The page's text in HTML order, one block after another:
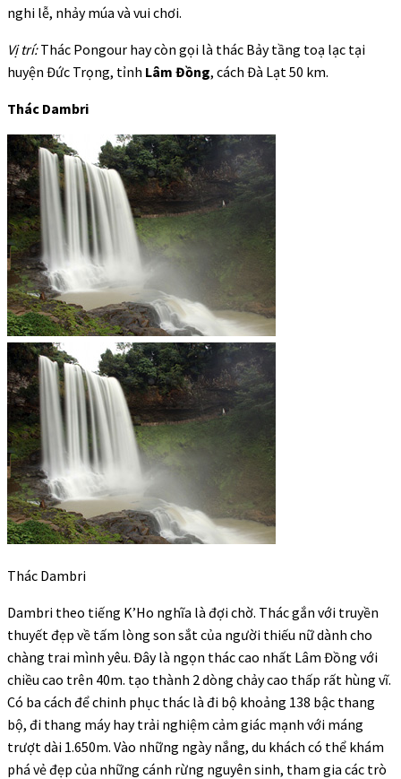
nghi lễ, nhảy múa và vui chơi.
Vị trí:Thác Pongour hay còn gọi là thác Bảy tầng toạ lạc tại
huyện Đức Trọng, tỉnh Lâm Đồng, cách Đà Lạt 50 km.
Thác Dambri
Thác Dambri
Dambri theo tiếng K’Ho nghĩa là đợi chờ. Thác gắn với truyền
thuyết đẹp về tấm lòng son sắt của người thiếu nữ dành cho
chàng trai mình yêu. Đây là ngọn thác cao nhất Lâm Đồng với
chiều cao trên 40m. tạo thành 2 dòng chảy cao thấp rất hùng vĩ.
Có ba cách để chinh phục thác là đi bộ khoảng 138 bậc thang
bộ, đi thang máy hay trải nghiệm cảm giác mạnh với máng
trượt dài 1.650m. Vào những ngày nắng, du khách có thể khám
phá vẻ đẹp của những cánh rừng nguyên sinh, tham gia các trò